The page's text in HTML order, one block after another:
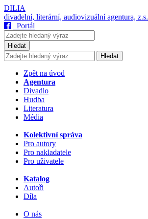
DILIA
divadelní, literární, audiovizuální agentura, z.s.
Portál
Hledat
Hledat
Zpět na úvod
Agentura
Divadlo
Hudba
Literatura
Média
Kolektivní správa
Pro autory
Pro nakladatele
Pro uživatele
Katalog
Autoři
Díla
O nás